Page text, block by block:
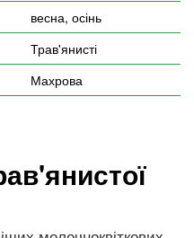
весна, осінь
Трав'янисті
Махрова